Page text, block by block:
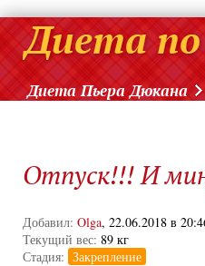
Диета Пьера Дюкана
Отпуск!!! И
Добавил: Olga, 22.06.2018 в
Текущий вес: 89 кг
Стадия: Закрепление